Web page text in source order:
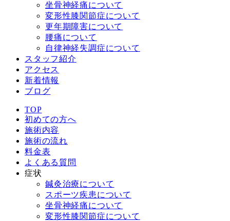
坐骨神経痛について
変形性膝関節症について
更年期障害について
腰痛について
自律神経失調症について
スタッフ紹介
アクセス
新着情報
ブログ
TOP
初めての方へ
施術内容
施術の流れ
料金表
よくある質問
症状
鍼灸治療について
スポーツ疾患について
坐骨神経痛について
変形性膝関節症について